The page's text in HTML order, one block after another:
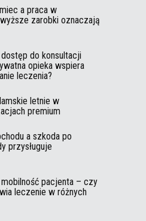
a praca w
zarobki oznaczają
do konsultacji
opieka wspiera
leczenia?
letnie w
premium
a szkoda po
przysługuje
pacjenta – czy
leczenie w różnych